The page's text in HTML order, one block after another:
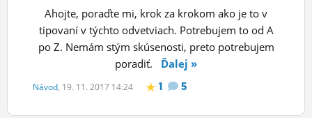
Ahojte, poraďte mi, krok za krokom ako je to v
tipovaní v týchto odvetviach. Potrebujem to od A
po Z. Nemám stým skúsenosti, preto potrebujem
poradiť. Ďalej »
Návod, 19. 11. 2017 14:24 1 5